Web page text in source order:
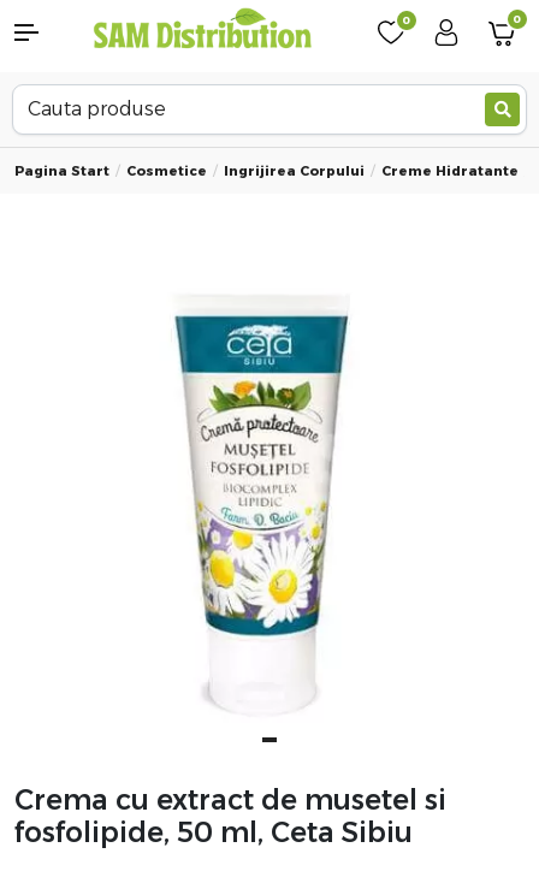
0 0
Pagina Start Cosmetice Ingrijirea Corpului Creme Hidratante
Crema cu extract de musetel si
fosfolipide, 50 ml, Ceta Sibiu